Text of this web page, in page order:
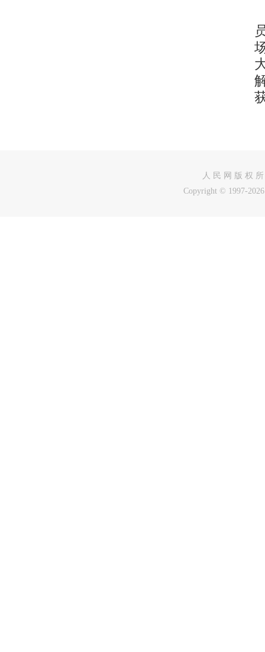
人 民 网 版 权
Copyright © 1997-